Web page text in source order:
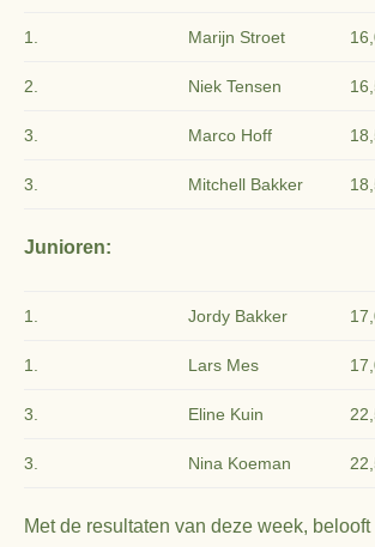
1. Marijn Stroet
2. Niek Tensen
3. Marco Hoff
3. Mitchell Bakker
Junioren:
1. Jordy Bakker
1. Lars Mes
3. Eline Kuin
3. Nina Koeman
Met de resultaten van deze week,